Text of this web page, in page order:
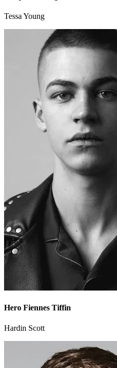
Tessa Young
Hero Fiennes Tiffin
Hardin Scott